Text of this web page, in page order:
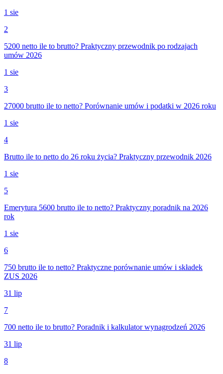
1 sie
2
5200 netto ile to brutto? Praktyczny przewodnik po rodzajach
umów 2026
1 sie
3
27000 brutto ile to netto? Porównanie umów i podatki w 2026 roku
1 sie
4
Brutto ile to netto do 26 roku życia? Praktyczny przewodnik 2026
1 sie
5
Emerytura 5600 brutto ile to netto? Praktyczny poradnik na 2026
rok
1 sie
6
750 brutto ile to netto? Praktyczne porównanie umów i składek
ZUS 2026
31 lip
7
700 netto ile to brutto? Poradnik i kalkulator wynagrodzeń 2026
31 lip
8